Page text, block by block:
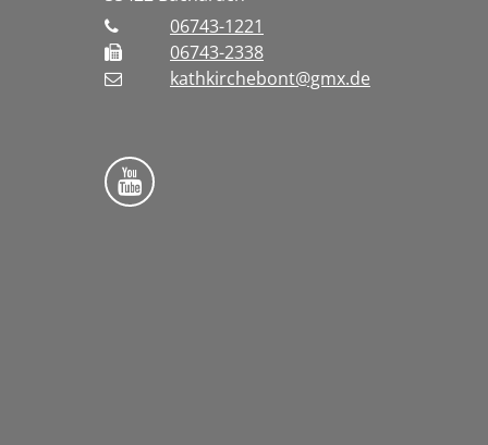
06743-1221
06743-2338
kathkirchebont@gmx.de
Folge uns auf YouTube